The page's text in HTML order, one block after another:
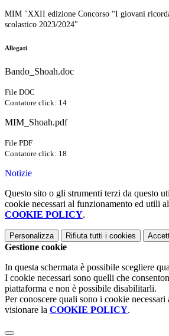
MIM "XXII edizione Concorso “I giovani
scolastico 2023/2024"
Allegati
Bando_Shoah.doc
File DOC
Contatore click: 14
MIM_Shoah.pdf
File PDF
Contatore click: 18
Notizie
Questo sito o gli strumenti terzi da questo
cookie necessari al funzionamento ed utili
COOKIE POLICY.
Personalizza Rifiuta tutti i cookies
Gestione cookie
In questa schermata è possibile scegliere
I cookie necessari sono quelli che
piattaforma e non è possibile disabilitarli.
Per conoscere quali sono i cookie
visionare la COOKIE POLICY.